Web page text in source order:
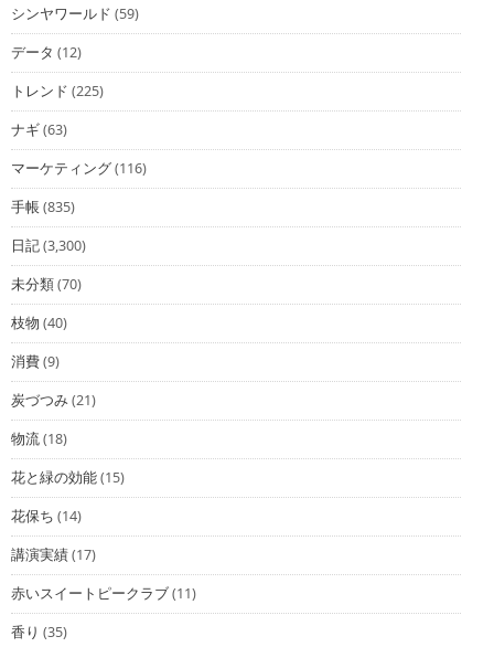
シンヤワールド (59)
データ (12)
トレンド (225)
ナギ(63)
マーケティング(116)
手帳(835)
日記(3,300)
未分類(70)
枝物 (40)
消費(9)
炭づつみ(21)
物流(18)
花と緑の効能(15)
花保ち (14)
講演実績(17)
赤いスイートピークラブ(11)
香り (35)